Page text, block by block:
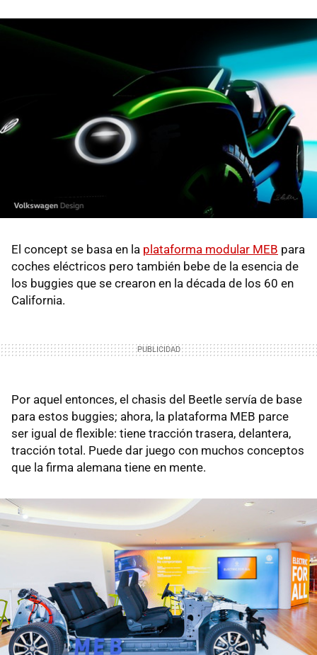
El concept se basa en la plataforma modular MEB para
coches eléctricos pero también bebe de la esencia de
los buggies que se crearon en la década de los 60 en
California.
Por aquel entonces, el chasis del Beetle servía de base
para estos buggies; ahora, la plataforma MEB parce
ser igual de flexible: tiene tracción trasera, delantera,
tracción total. Puede dar juego con muchos conceptos
que la firma alemana tiene en mente.